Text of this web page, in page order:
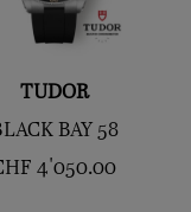
TUDOR
BAY 58
4'050.00